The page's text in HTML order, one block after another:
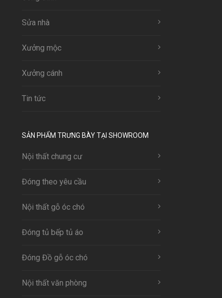
Sửa nhà
Xưởng mộc
Xưởng cánh
Tin tức
SẢN PHẨM TRƯNG BÀY TẠI SHOWROOM
Nội thất chung cư
Đóng theo yêu cầu
Nội thất gỗ óc chó
Đóng tủ bếp tủ áo
Đóng Đồ gỗ óc chó
Nội thất văn phòng